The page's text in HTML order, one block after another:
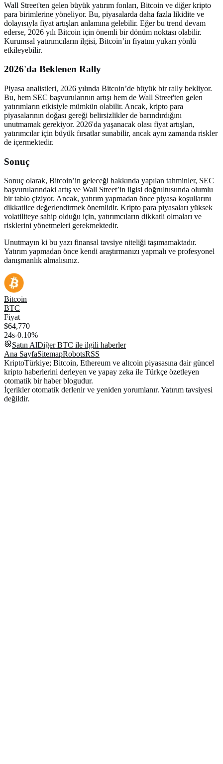
Wall Street'ten gelen büyük yatırım fonları, Bitcoin ve diğer kripto
para birimlerine yöneliyor. Bu, piyasalarda daha fazla likidite ve
dolayısıyla fiyat artışları anlamına gelebilir. Eğer bu trend devam
ederse, 2026 yılı Bitcoin için önemli bir dönüm noktası olabilir.
Kurumsal yatırımcıların ilgisi, Bitcoin’in fiyatını yukarı yönlü
etkileyebilir.
2026'da Beklenen Rally
Piyasa analistleri, 2026 yılında Bitcoin’de büyük bir rally bekliyor.
Bu, hem SEC başvurularının artışı hem de Wall Street'ten gelen
yatırımların etkisiyle mümkün olabilir. Ancak, kripto para
piyasalarının doğası gereği belirsizlikler de barındırdığını
unutmamak gerekiyor. 2026'da yaşanacak olası fiyat artışları,
yatırımcılar için büyük fırsatlar sunabilir, ancak aynı zamanda riskler
de içermektedir.
Sonuç
Sonuç olarak, Bitcoin’in geleceği hakkında yapılan tahminler, SEC
başvurularındaki artış ve Wall Street’in ilgisi doğrultusunda olumlu
bir tablo çiziyor. Ancak, yatırım yapmadan önce piyasa koşullarını
dikkatlice değerlendirmek önemlidir. Kripto para piyasaları yüksek
volatiliteye sahip olduğu için, yatırımcıların dikkatli olmaları ve
risklerini yönetmeleri gerekmektedir.
Unutmayın ki bu yazı finansal tavsiye niteliği taşımamaktadır.
Yatırım yapmadan önce kendi araştırmanızı yapmalı ve profesyonel
danışmanlık almalısınız.
Bitcoin
BTC
Fiyat
$64,770
24s-0.10%
Satın AlDiğerBTC ile ilgili haberler
Ana SayfaSitemapRobotsRSS
KriptoTürkiye; Bitcoin, Ethereum ve altcoin piyasasına dair güncel
kripto haberlerini derleyen ve yapay zeka ile Türkçe özetleyen
otomatik bir haber blogudur.
İçerikler otomatik derlenir ve yeniden yorumlanır. Yatırım tavsiyesi
değildir.